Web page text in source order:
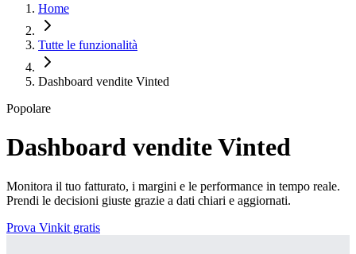
Home
Tutte le funzionalità
Dashboard vendite Vinted
Popolare
Dashboard vendite Vinted
Monitora il tuo fatturato, i margini e le performance in tempo reale.
Prendi le decisioni giuste grazie a dati chiari e aggiornati.
Prova Vinkit gratis